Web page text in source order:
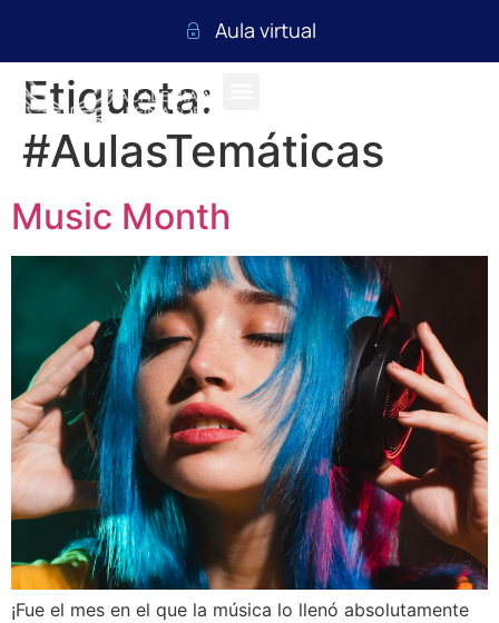
Aula virtual
Etiqueta:
#AulasTemáticas
Music Month
¡Fue el mes en el que la música lo llenó absolutamente